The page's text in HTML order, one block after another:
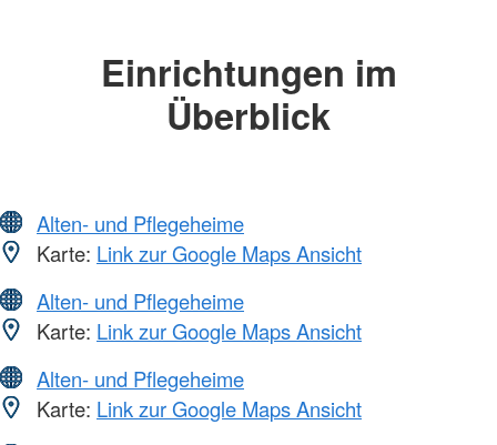
Einrichtungen im
Überblick
Alten- und Pflegeheime
Karte: Link zur Google Maps Ansicht
Alten- und Pflegeheime
Karte: Link zur Google Maps Ansicht
Alten- und Pflegeheime
Karte: Link zur Google Maps Ansicht